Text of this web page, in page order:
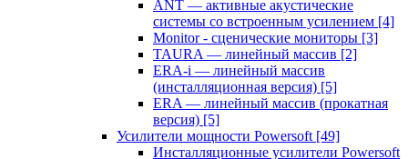
ANT — активные акустические
системы со встроенным усилением [4]
Monitor - сценические мониторы [3]
TAURA — линейный массив [2]
ERA-i — линейный массив
(инсталляционная версия) [5]
ERA — линейный массив (прокатная
версия) [5]
Усилители мощности Powersoft [49]
Инсталляционные усилители Powersoft